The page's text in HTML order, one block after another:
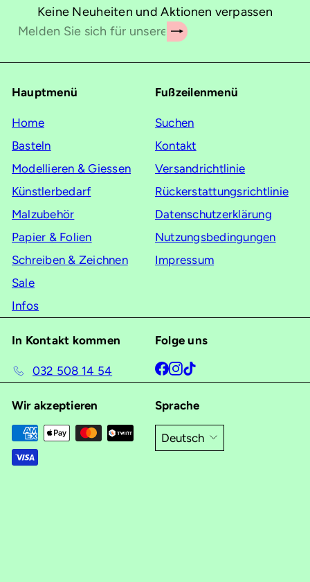
Keine Neuheiten und Aktionen verpassen
Abonnieren
Melden
sich
unsere
an
Hauptmenü
Home
Basteln
Modellieren & Giessen
Künstlerbedarf
Malzubehör
Papier & Folien
Schreiben & Zeichnen
Sale
Infos
Fußzeilenmenü
Suchen
Kontakt
Versandrichtlinie
Rückerstattungsrichtlinie
Datenschutzerklärung
Nutzungsbedingungen
Impressum
In Kontakt kommen
032 508 14 54
Folge uns
Facebook
Instagram
Wir akzeptieren Sprache
Deutsch